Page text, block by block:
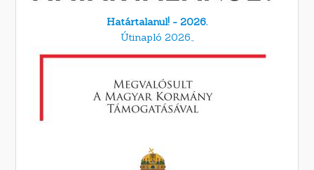
Határtalanul! - 2026.
Útinapló 2026.,